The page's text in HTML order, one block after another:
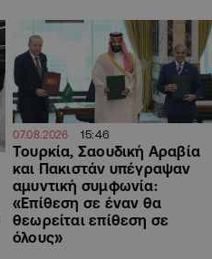
07.08.2026 15:46
Τουρκία, Σαουδική Αραβία
και Πακιστάν υπέγραψαν
αμυντική συμφωνία:
«Επίθεση σε έναν θα
θεωρείται επίθεση σε
όλους»